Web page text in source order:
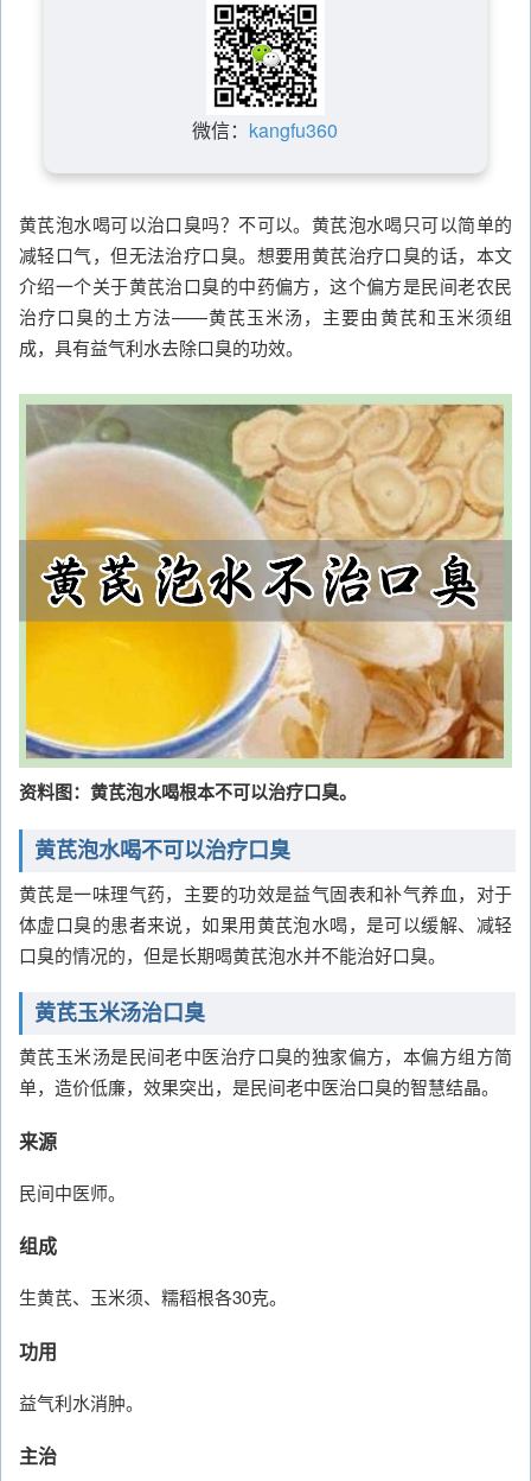
微信： kangfu360
黄芪泡水喝可以治口臭吗？不可以。黄芪泡水喝只可以简单的
减轻口气，但无法治疗口臭。想要用黄芪治疗口臭的话，本文
介绍一个关于黄芪治口臭的中药偏方，这个偏方是民间老农民
治疗口臭的土方法——黄芪玉米汤，主要由黄芪和玉米须组
成，具有益气利水去除口臭的功效。
资料图：黄芪泡水喝根本不可以治疗口臭。
黄芪泡水喝不可以治疗口臭
黄芪是一味理气药，主要的功效是益气固表和补气养血，对于
体虚口臭的患者来说，如果用黄芪泡水喝，是可以缓解、减轻
口臭的情况的，但是长期喝黄芪泡水并不能治好口臭。
黄芪玉米汤治口臭
黄芪玉米汤是民间老中医治疗口臭的独家偏方，本偏方组方简
单，造价低廉，效果突出，是民间老中医治口臭的智慧结晶。
来源
民间中医师。
组成
生黄芪、玉米须、糯稻根各30克。
功用
益气利水消肿。
主治